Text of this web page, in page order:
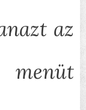
az
menüt